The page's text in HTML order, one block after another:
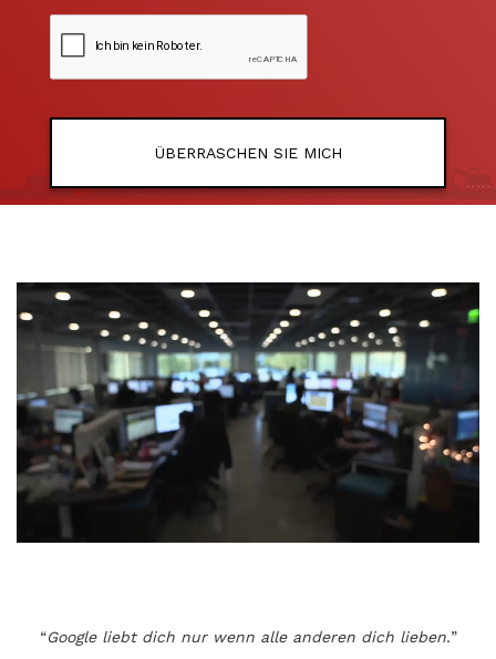
ÜBERRASCHEN SIE MICH
“Google liebt dich nur wenn alle anderen dich lieben.”